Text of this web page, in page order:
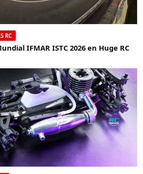
RC
IFMAR ISTC 2026 en Huge RC